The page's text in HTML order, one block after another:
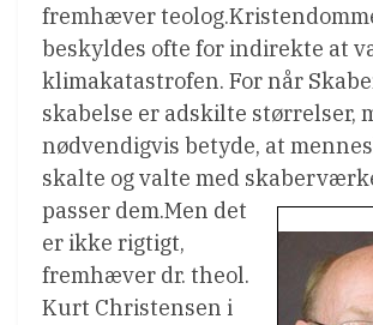
fremhæver
beskyldes ofte for indirekte at
klimakatastrofen. For når
skabelse er adskilte størrelser,
nødvendigvis betyde, at
skalte og valte med
passer dem.Men det
er ikke rigtigt,
fremhæver dr. theol.
Kurt Christensen i